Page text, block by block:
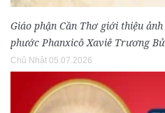
Giáo phận Cần Thơ giới thiệu
phước Phanxicô Xaviê Trương
Chủ Nhật 05.07.2026